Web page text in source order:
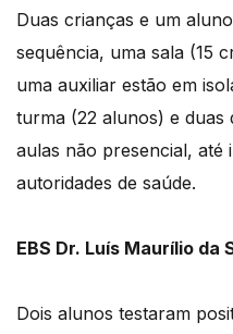
Duas crianças e um
sequência, uma sala (15
uma auxiliar estão em
turma (22 alunos) e duas
aulas não presencial, até
autoridades de saúde.
EBS Dr. Luís Maurílio da
Dois alunos testaram